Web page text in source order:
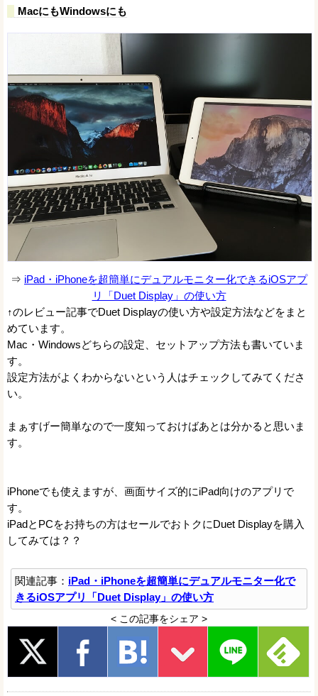
MacにもWindowsにも
⇒ iPad・iPhoneを超簡単にデュアルモニター化できるiOSアプ
リ「Duet Display」の使い方
↑のレビュー記事でDuet Displayの使い方や設定方法などをまと
めています。
Mac・Windowsどちらの設定、セットアップ方法も書いていま
す。
設定方法がよくわからないという人はチェックしてみてくださ
い。
まぁすげー簡単なので一度知っておけばあとは分かると思いま
す。
iPhoneでも使えますが、画面サイズ的にiPad向けのアプリで
す。
iPadとPCをお持ちの方はセールでおトクにDuet Displayを購入
してみては？？
関連記事： iPad・iPhoneを超簡単にデュアルモニター化で
きるiOSアプリ「Duet Display」の使い方
< この記事をシェア >